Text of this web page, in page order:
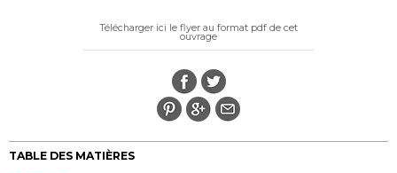
Télécharger ici le flyer au format pdf de cet
ouvrage
TABLE DES MATIÈRES